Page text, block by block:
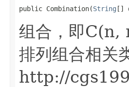
public Combination(String []
组合，即C(n,
排列组合相关
http://